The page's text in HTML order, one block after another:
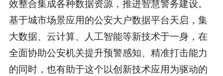
效整合集成各种数据资源，推进智慧警务建设。
基于城市场景应用的公安大户数据平台天启，集
大数据、云计算、人工智能等新技术于一身，在
全面协助公安机关提升预警感知、精准打击能力
的同时，也有助于这个以创新技术应用为驱动的